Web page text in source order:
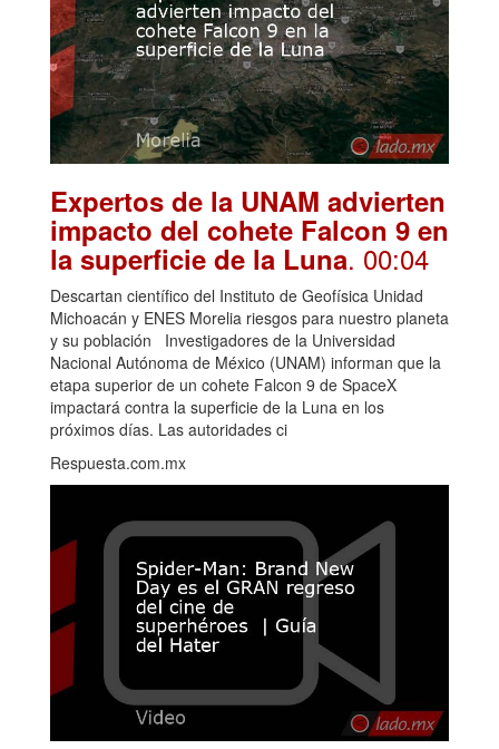
Expertos de la UNAM advierten
impacto del cohete Falcon 9 en
la superficie de la Luna. 00:04
Descartan científico del Instituto de Geofísica Unidad
Michoacán y ENES Morelia riesgos para nuestro planeta
y su población Investigadores de la Universidad
Nacional Autónoma de México (UNAM) informan que la
etapa superior de un cohete Falcon 9 de SpaceX
impactará contra la superficie de la Luna en los
próximos días. Las autoridades ci
Respuesta.com.mx